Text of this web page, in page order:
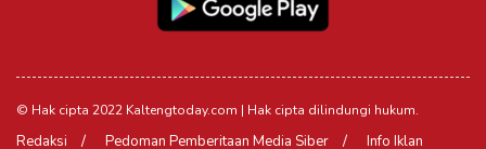
© Hak cipta 2022 Kaltengtoday.com | Hak cipta dilindungi hukum.
Redaksi Pedoman Pemberitaan Media Siber Info Iklan